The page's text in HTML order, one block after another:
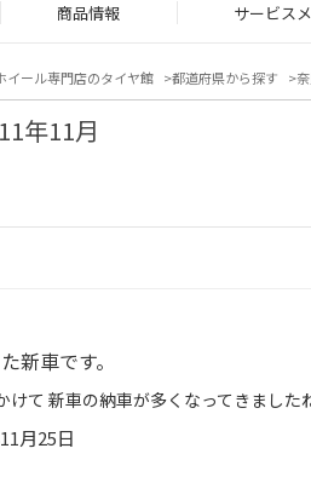
商品情報 サービス
イール専門店のタイヤ館 都道府県から探す
年11月
新車です。
月25日